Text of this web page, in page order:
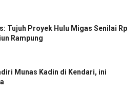
Tujuh Proyek Hulu Migas Senilai Rp
Rampung
Munas Kadin di Kendari, ini